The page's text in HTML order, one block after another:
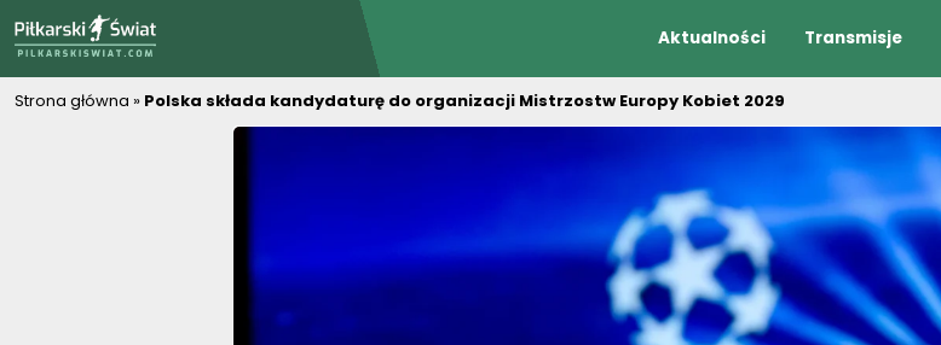
Aktualności Transmisje
Strona główna » Polska składa kandydaturę do organizacji Mistrzostw Europy Kobiet 2029